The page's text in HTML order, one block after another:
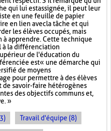
qui lui est assignée, il peut leur
en une feuille de papier
en lien avec la tâche et qui
les élèves occupés, mais
apprendre. Cette technique
à la différenciation
de l'éducation du
est « une démarche qui
de moyens
pour permettre à des élèves
de savoir-faire hétérogènes
des objectifs communs et,
»
Travail d'équipe (8)